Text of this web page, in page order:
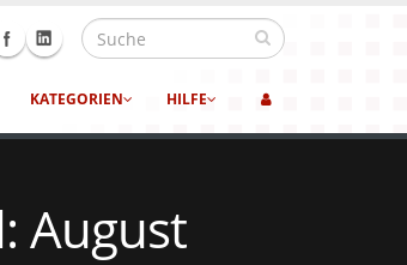
KATEGORIEN HILFE
August